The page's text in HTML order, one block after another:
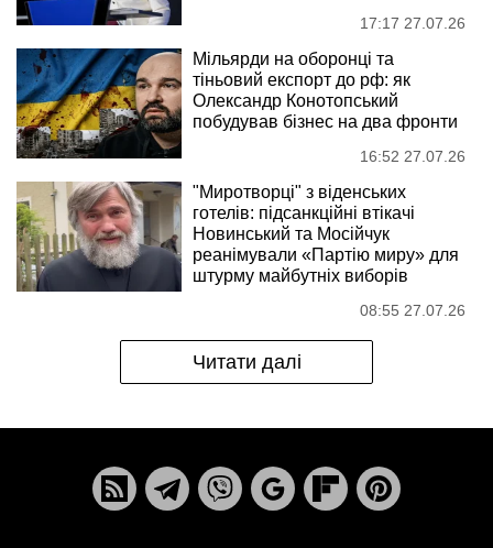
17:17 27.07.26
Мільярди на оборонці та
тіньовий експорт до рф: як
Олександр Конотопський
побудував бізнес на два фронти
16:52 27.07.26
"Миротворці" з віденських
готелів: підсанкційні втікачі
Новинський та Мосійчук
реанімували «Партію миру» для
штурму майбутніх виборів
08:55 27.07.26
Читати далі